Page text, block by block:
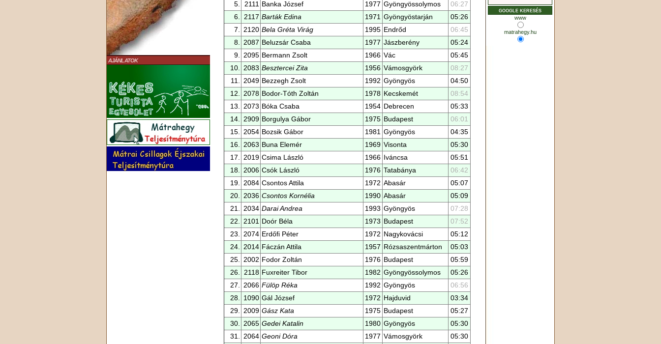
AJÁNLATOK
5.
2111 Banka József 1977 Gyöngyössolymos
06:27
6.
2117 Barták Edina 1971 Gyöngyöstarján
05:26
7.
2120 Bela Gréta Virág 1995 Endrőd
06:45
8.
2087 Beluzsár Csaba 1977 Jászberény
05:24
9.
2095 Bermann Zsolt 1966 Vác
05:45
10.
2083 Besztercei Zita 1956 Vámosgyörk
08:27
11.
2049 Bezzegh Zsolt 1992 Gyöngyös
04:50
12.
2078 Bodor-Tóth Zoltán 1978 Kecskemét
08:54
13.
2073 Bóka Csaba 1954 Debrecen
05:33
14.
2909 Borgulya Gábor 1975 Budapest
06:01
15.
2054 Bozsik Gábor 1981 Gyöngyös
04:35
16.
2063 Buna Elemér 1969 Visonta
05:30
17.
2019 Csima László 1966 Iváncsa
05:51
18.
2006 Csók László 1976 Tatabánya
06:42
19.
2084 Csontos Attila 1972 Abasár
05:07
20.
2036 Csontos Kornélia 1990 Abasár
05:09
21.
2034 Darai Andrea 1993 Gyöngyös
07:28
22.
2101 Doór Béla 1973 Budapest
07:52
23.
2074 Erdőfi Péter 1972 Nagykovácsi
05:12
24.
2014 Fáczán Attila 1957 Rózsaszentmárton
05:03
25.
2002 Fodor Zoltán 1976 Budapest
05:59
26.
2118 Fuxreiter Tibor 1982 Gyöngyössolymos
05:26
27.
2066 Fülöp Réka 1992 Gyöngyös
06:56
28.
1090 Gál József 1972 Hajduvid
03:34
29.
2009 Gász Kata 1975 Budapest
05:27
30.
2065 Gedei Katalin 1980 Gyöngyös
05:30
31.
2064 Geoni Dóra 1977 Vámosgyörk
05:30
www
matrahegy.hu